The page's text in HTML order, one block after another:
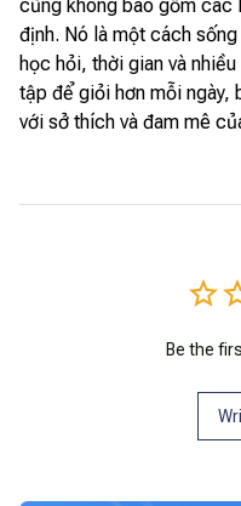
cũng không bao gồm các
định. Nó là một cách
học hỏi, thời gian và
tập để giỏi hơn mỗi ngày,
với sở thích và đam mê
Be the